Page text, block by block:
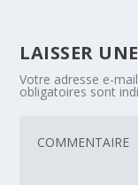
LAISSER
Votre adresse e-
obligatoires sont